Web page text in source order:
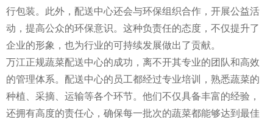
行包装。此外，配送中心还会与环保组织合作，开展公益活
动，提高公众的环保意识。这种负责任的态度，不仅提升了
企业的形象，也为行业的可持续发展做出了贡献。
万江正规蔬菜配送中心的成功，离不开其专业的团队和高效
的管理体系。配送中心的员工都经过专业培训，熟悉蔬菜的
种植、采摘、运输等各个环节。他们不仅具备丰富的经验，
还拥有高度的责任心，确保每一批次的蔬菜都能够达到最佳